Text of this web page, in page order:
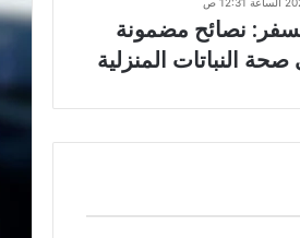
نصائح مضمونة
النباتات المنزلية